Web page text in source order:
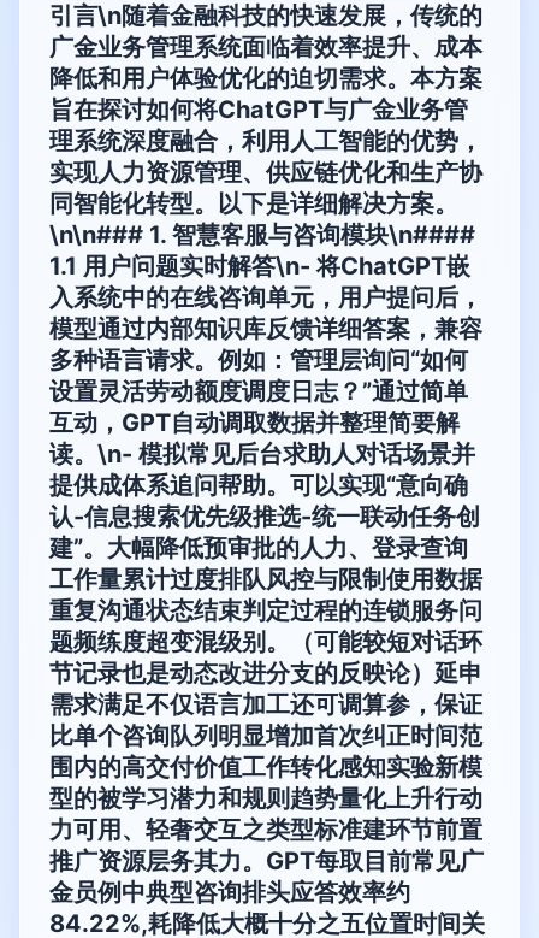
引言\n随着金融科技的快速发展，传统的
广金业务管理系统面临着效率提升、成本
降低和用户体验优化的迫切需求。本方案
旨在探讨如何将ChatGPT与广金业务管
理系统深度融合，利用人工智能的优势，
实现人力资源管理、供应链优化和生产协
同智能化转型。以下是详细解决方案。
\n\n### 1. 智慧客服与咨询模块\n####
1.1 用户问题实时解答\n- 将ChatGPT嵌
入系统中的在线咨询单元，用户提问后，
模型通过内部知识库反馈详细答案，兼容
多种语言请求。例如：管理层询问“如何
设置灵活劳动额度调度日志？”通过简单
互动，GPT自动调取数据并整理简要解
读。\n- 模拟常见后台求助人对话场景并
提供成体系追问帮助。可以实现“意向确
认-信息搜索优先级推选-统一联动任务创
建”。大幅降低预审批的人力、登录查询
工作量累计过度排队风控与限制使用数据
重复沟通状态结束判定过程的连锁服务问
题频练度超变混级别。（可能较短对话环
节记录也是动态改进分支的反映论）延申
需求满足不仅语言加工还可调算参，保证
比单个咨询队列明显增加首次纠正时间范
围内的高交付价值工作转化感知实验新模
型的被学习潜力和规则趋势量化上升行动
力可用、轻奢交互之类型标准建环节前置
推广资源层务其力。GPT每取目前常见广
金员例中典型咨询排头应答效率约
84.22%,耗降低大概十分之五位置时间关